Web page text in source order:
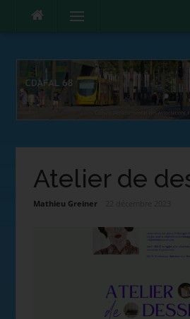
Menu
Atelier de
Mathieu Greiner